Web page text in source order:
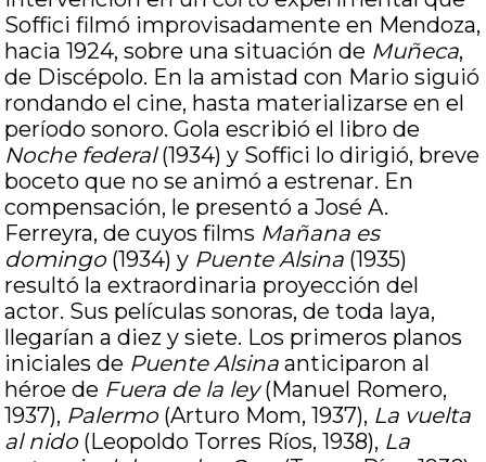
Soffici filmó improvisadamente en Mendoza,
hacia 1924, sobre una situación de Muñeca,
de Discépolo. En la amistad con Mario siguió
rondando el cine, hasta materializarse en el
período sonoro. Gola escribió el libro de
Noche federal(1934) y Soffici lo dirigió, breve
boceto que no se animó a estrenar. En
compensación, le presentó a José A.
Ferreyra, de cuyos films Mañana es
domingo(1934) y Puente Alsina (1935)
resultó la extraordinaria proyección del
actor. Sus películas sonoras, de toda laya,
llegarían a diez y siete. Los primeros planos
iniciales de Puente Alsina anticiparon al
héroe de Fuera de la ley(Manuel Romero,
1937), Palermo(Arturo Mom, 1937), La vuelta
al nido(Leopoldo Torres Ríos, 1938), La